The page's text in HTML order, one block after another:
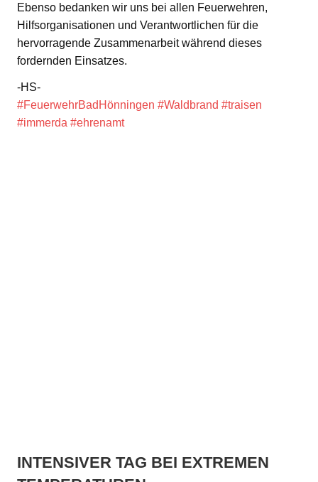
Ebenso bedanken wir uns bei allen Feuerwehren,
Hilfsorganisationen und Verantwortlichen für die
hervorragende Zusammenarbeit während dieses
fordernden Einsatzes.
-HS-
#FeuerwehrBadHönningen #Waldbrand #traisen
#immerda #ehrenamt
INTENSIVER TAG BEI EXTREMEN